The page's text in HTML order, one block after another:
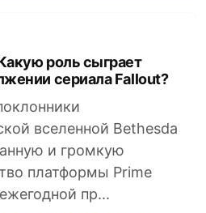
сериала Fallout?
вселенной Bethesda
и громкую
платформы Prime
пр...